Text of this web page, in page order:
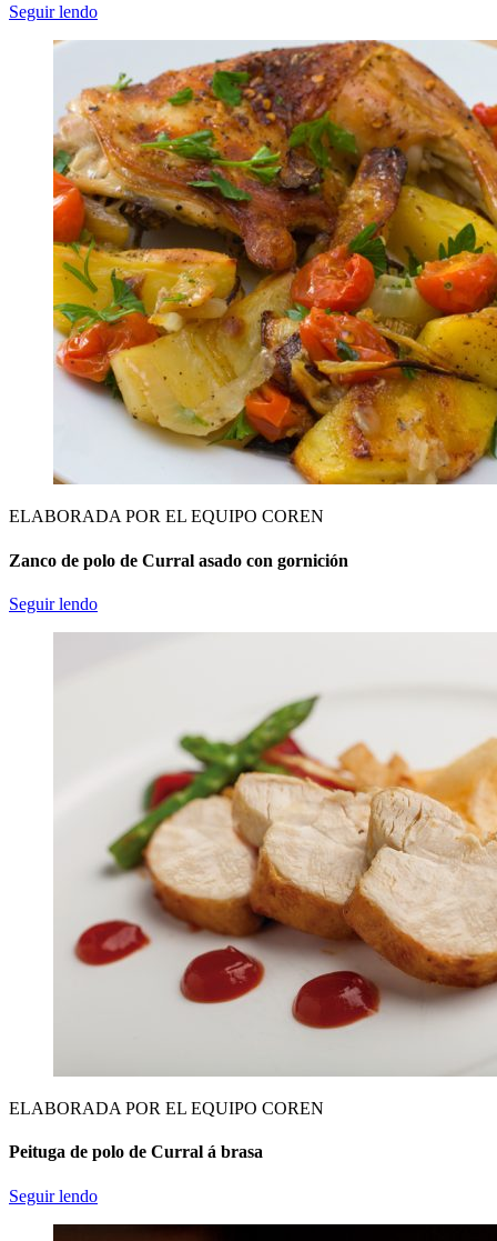
Seguir lendo
ELABORADA POR EL EQUIPO COREN
Zanco de polo de Curral asado con gornición
Seguir lendo
ELABORADA POR EL EQUIPO COREN
Peituga de polo de Curral á brasa
Seguir lendo